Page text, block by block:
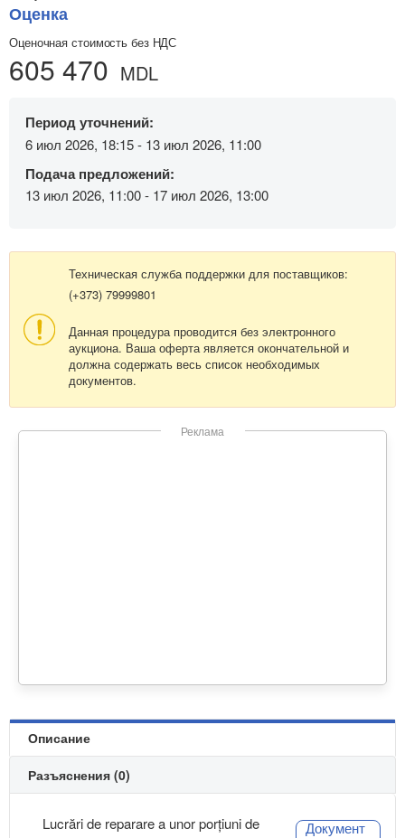
Оценка
Оценочная стоимость без НДС
605 470 MDL
Период уточнений:
6 июл 2026, 18:15 - 13 июл 2026, 11:00
Подача предложений:
13 июл 2026, 11:00 - 17 июл 2026, 13:00
Техническая служба поддержки для поставщиков:
(+373) 79999801
Данная процедура проводится без электронного
аукциона. Ваша оферта является окончательной и
должна содержать весь список необходимых
документов.
Реклама
Описание
Разъяснения (0)
Lucrări de reparare a unor porțiuni de
Документ